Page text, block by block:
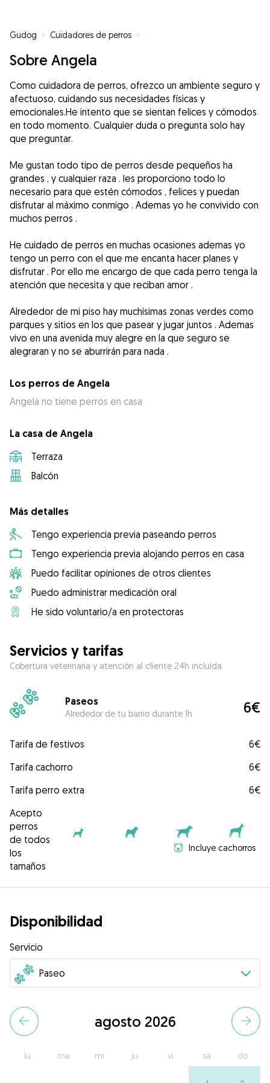
Gudog » Cuidadores de perros »
Sobre Angela
Como cuidadora de perros, ofrezco un ambiente seguro y
afectuoso, cuidando sus necesidades físicas y
emocionales.He intento que se sientan felices y cómodos
en todo momento. Cualquier duda o pregunta solo hay
que preguntar.
Me gustan todo tipo de perros desde pequeños ha
grandes , y cualquier raza . les proporciono todo lo
necesario para que estén cómodos , felices y puedan
disfrutar al máximo conmigo . Ademas yo he convivido con
muchos perros .
He cuidado de perros en muchas ocasiones ademas yo
tengo un perro con el que me encanta hacer planes y
disfrutar . Por ello me encargo de que cada perro tenga la
atención que necesita y que reciban amor .
Alrededor de mi piso hay muchísimas zonas verdes como
parques y sitios en los que pasear y jugar juntos . Ademas
vivo en una avenida muy alegre en la que seguro se
alegraran y no se aburrirán para nada .
Los perros de Angela
Angela no tiene perros en casa
La casa de Angela
Terraza
Balcón
Más detalles
Tengo experiencia previa paseando perros
Tengo experiencia previa alojando perros en casa
Puedo facilitar opiniones de otros clientes
Puedo administrar medicación oral
He sido voluntario/a en protectoras
Servicios y tarifas
Cobertura veterinaria y atención al cliente 24h incluida
Paseos
Alrededor de tu barrio durante 1h 6€
Tarifa de festivos
6€
Tarifa cachorro
6€
Tarifa perro extra
6€
Acepto
perros
de todos
los
tamaños
Incluye cachorros
Disponibilidad
Servicio
agosto 2026
lu ma mi ju vi sa do